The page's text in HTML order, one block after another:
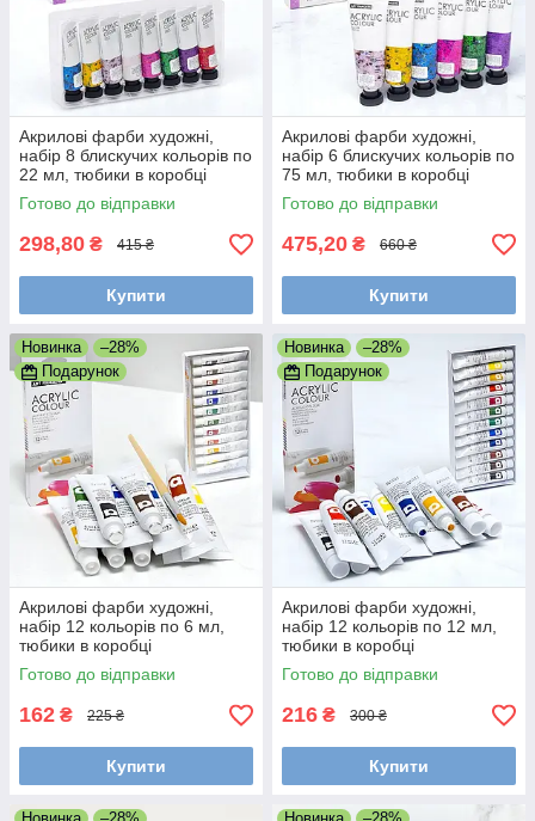
Акрилові фарби художні,
набір 8 блискучих кольорів по
22 мл, тюбики в коробці
Готово до відправки
298,80 ₴ 415 ₴
Купити
Акрилові фарби художні,
набір 6 блискучих кольорів по
75 мл, тюбики в коробці
Готово до відправки
475,20 ₴ 660 ₴
Купити
Новинка
–28%
Подарунок
Акрилові фарби художні,
набір 12 кольорів по 6 мл,
тюбики в коробці
Готово до відправки
162 ₴ 225 ₴
Купити
Новинка
–28%
Подарунок
Акрилові фарби художні,
набір 12 кольорів по 12 мл,
тюбики в коробці
Готово до відправки
216 ₴ 300 ₴
Купити